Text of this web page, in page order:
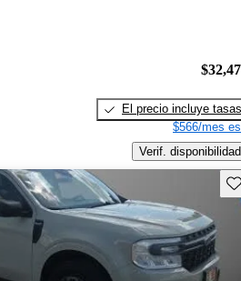
El precio incluye tasas
$566/mes
Verif. disponibilidad